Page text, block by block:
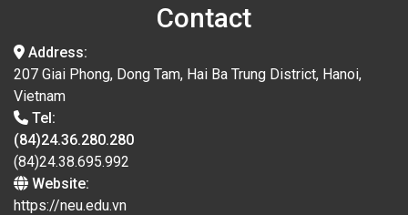
Contact
Address:
207 Giai Phong, Dong Tam, Hai Ba Trung District, Hanoi,
Vietnam
Tel:
(84)24.36.280.280
(84)24.38.695.992
Website:
https://neu.edu.vn